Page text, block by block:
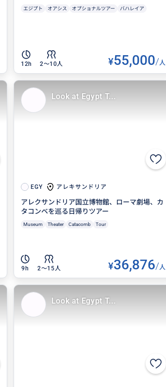
エジプト オアシス オプショナルツアー バハレイア
12h 2〜10人 ¥55,000/人
EGY アレキサンドリア
アレクサンドリア国立博物館、ローマ劇場、カ
タコンベを巡る日帰りツアー
Museum Theater Catacomb Tour
9h 2〜15人 ¥36,876/人
Look at Egypt T...
Look at Egypt T...